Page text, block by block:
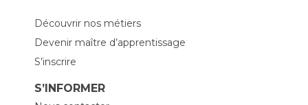
Découvrir nos métiers
Devenir maître d’apprentissage
S’inscrire
S’INFORMER